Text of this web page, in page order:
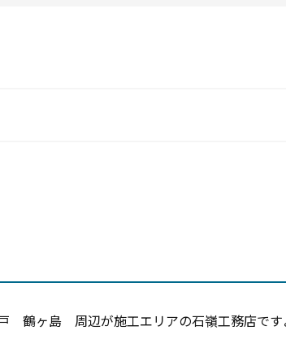
ヶ島 周辺が施工エリアの石嶺工務店です